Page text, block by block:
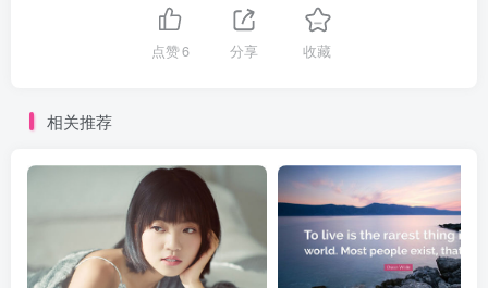
点赞6 分享 收藏
相关推荐